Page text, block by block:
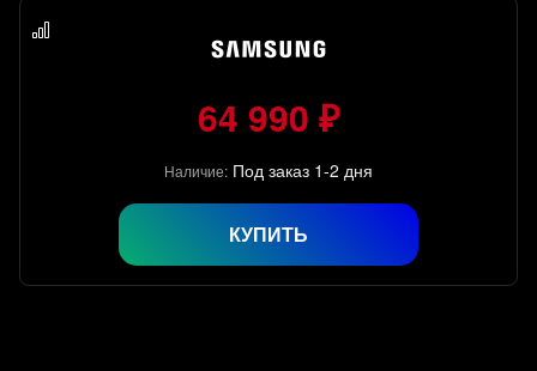
64 990 ₽
Наличие: Под заказ 1-2 дня
КУПИТЬ